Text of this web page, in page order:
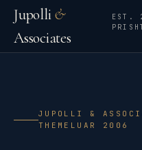
Jupolli&
Associates
EST.
JUPOLLI &
THEMELUAR 2006